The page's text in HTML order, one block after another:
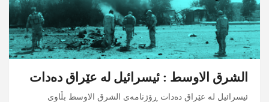
الشرق الاوسط : ئیسرائیل لە عێراق دەدات
ئیسرائیل لە عێراق دەدات ڕۆژنامەی الشرق الاوسط بڵاوی